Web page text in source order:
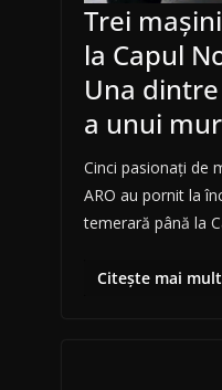
Trei
la Capul
Una
a unui
Cinci pasionați de
ARO au pornit la
temerară până la
Citește mai mult